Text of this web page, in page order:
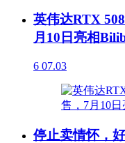
英伟达RTX
月10日亮相
6 07.03
停止卖情怀，